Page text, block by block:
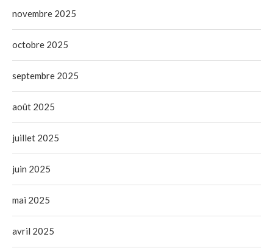
novembre 2025
octobre 2025
septembre 2025
août 2025
juillet 2025
juin 2025
mai 2025
avril 2025